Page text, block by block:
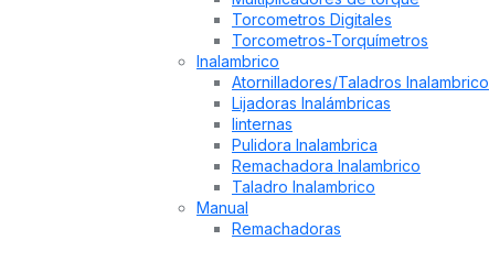
Torcometros Digitales
Torcometros-Torquímetros
Inalambrico
Atornilladores/Taladros Inalambrico
Lijadoras Inalámbricas
linternas
Pulidora Inalambrica
Remachadora Inalambrico
Taladro Inalambrico
Manual
Remachadoras